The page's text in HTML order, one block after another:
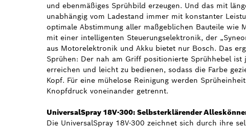
und ebenmäßiges Sprühbild erzeugen. Und das mit
unabhängig vom Ladestand immer mit konstanter
optimale Abstimmung aller maßgeblichen Bauteile wie
mit einer intelligenten Steuerungselektronik, der
aus Motorelektronik und Akku bietet nur Bosch. Das
Sprühen: Der nah am Griff positionierte Sprühhebel ist
erreichen und leicht zu bedienen, sodass die Farbe
Kopf. Für eine mühelose Reinigung werden
Knopfdruck voneinander getrennt.
UniversalSpray 18V-300: Selbsterklärender
Die UniversalSpray 18V-300 zeichnet sich durch ihre